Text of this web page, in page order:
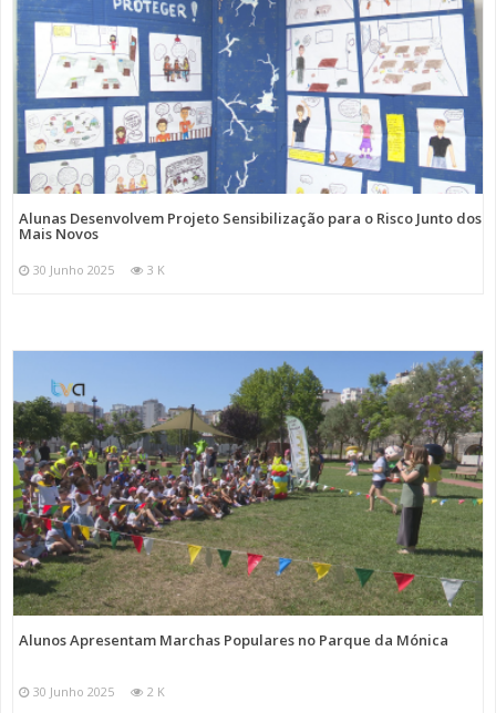
Alunas Desenvolvem Projeto Sensibilização para o Risco Junto dos
Mais Novos
30 Junho 2025 3 K
Alunos Apresentam Marchas Populares no Parque da Mónica
30 Junho 2025 2 K